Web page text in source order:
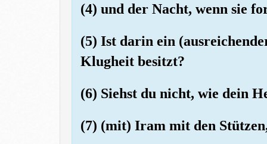
(4) und der Nacht, wenn sie
(5) Ist darin ein
Klugheit besitzt?
(6) Siehst du nicht, wie dein
(7) (mit) Iram mit den